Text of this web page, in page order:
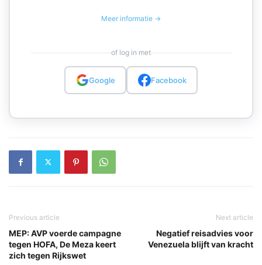
Meer informatie →
of log in met
Google Facebook
Previous article
MEP: AVP voerde campagne
tegen HOFA, De Meza keert
zich tegen Rijkswet
Next article
Negatief reisadvies voor
Venezuela blijft van kracht